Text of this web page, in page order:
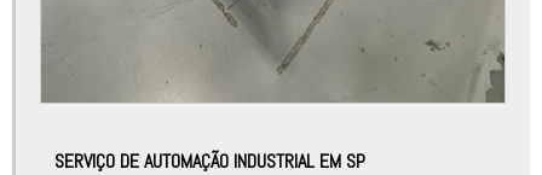
SERVIÇO DE AUTOMAÇÃO INDUSTRIAL EM SP